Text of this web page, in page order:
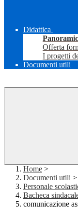
Didattica
Offerta
I progetti
Documenti utili
Home >
Documenti utili >
Personale
Bacheca
comunicazione